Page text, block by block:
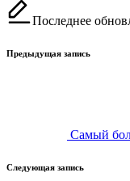
Последнее
Навигация
Предыдущая запись
Самый
Следующая запись